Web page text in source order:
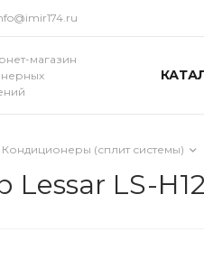
магазин
Кондиционеры (сплит системы)
LS-